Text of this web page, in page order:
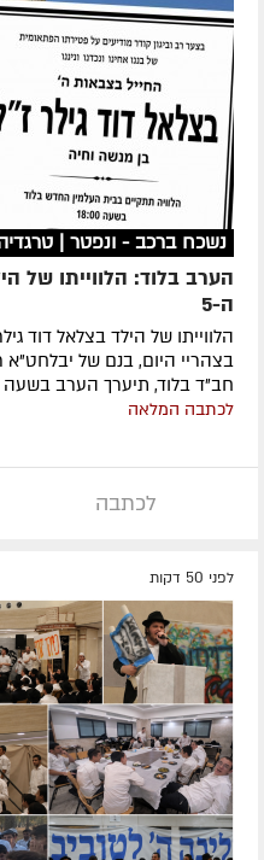
נשכח ברכב - ונפטר |
הערב בלוד: הלווייתו של
ה-5
בצהריי היום, בנם של יבלחט"א
חב"ד בלוד, תיערך הערב בשעה 18:00 בבית העלמין החדש בלוד
לכתבה המלאה
לכתבה
לפני 50 דקות